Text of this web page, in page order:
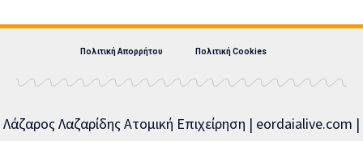
Πολιτική Απορρήτου Πολιτική Cookies
Λάζαρος Λαζαρίδης Ατομική Επιχείρηση | eordaialive.com |